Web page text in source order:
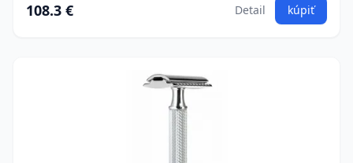
108.3 € Detail kúpiť